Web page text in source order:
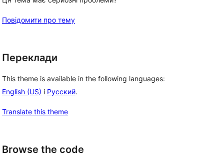
Повідомити про тему
Переклади
This theme is available in the following languages:
English (US) і Русский.
Translate this theme
Browse the code